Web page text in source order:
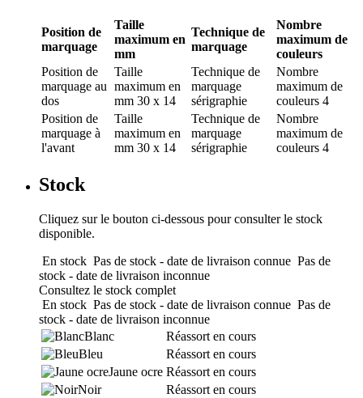
Position de
marquage
Taille
maximum en
mm
Technique de
marquage
Nombre
maximum de
couleurs
Position de
marquage au
dos
Taille
maximum en
mm 30 x 14
Technique de
marquage
sérigraphie
Nombre
maximum de
couleurs 4
Position de
marquage à
l'avant
Taille
maximum en
mm 30 x 14
Technique de
marquage
sérigraphie
Nombre
maximum de
couleurs 4
Stock
Cliquez sur le bouton ci-dessous pour consulter le stock
disponible.
En stock Pas de stock - date de livraison connue Pas de
stock - date de livraison inconnue
Consultez le stock complet
En stock Pas de stock - date de livraison connue Pas de
stock - date de livraison inconnue
Blanc
Réassort en cours
Bleu
Réassort en cours
Jaune ocre Réassort en cours
Noir
Réassort en cours